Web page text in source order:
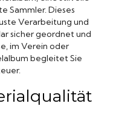
Sammler. Dieses
Verarbeitung und
sicher geordnet und
im Verein oder
begleitet Sie